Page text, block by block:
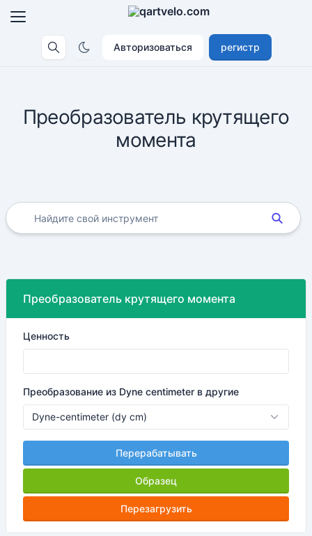
Авторизоваться регистр
Преобразователь крутящего
момента
Преобразователь крутящего момента
Ценность
Преобразование из Dyne centimeter в другие
Перерабатывать
Образец
Перезагрузить